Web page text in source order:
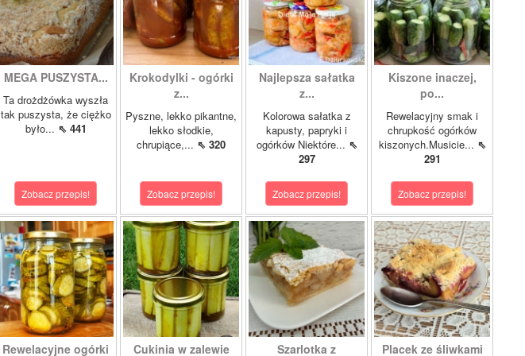
MEGA PUSZYSTA...
Ta drożdżówka wyszła
tak puszysta, że ciężko
było... ⇖ 441
Zobacz przepis!
Krokodylki - ogórki
z...
Pyszne, lekko pikantne,
lekko słodkie,
chrupiące,... ⇖ 320
Zobacz przepis!
Najlepsza sałatka
z...
Kolorowa sałatka z
kapusty, papryki i
ogórków Niektóre... ⇖
297
Zobacz przepis!
Kiszone inaczej,
po...
Rewelacyjny smak i
chrupkość ogórków
kiszonych.Musicie... ⇖
291
Zobacz przepis!
Rewelacyjne ogórki Cukinia w zalewie Szarlotka z Placek ze śliwkami